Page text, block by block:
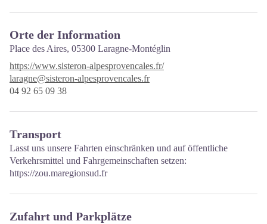
Orte der Information
Place des Aires, 05300 Laragne-Montéglin
https://www.sisteron-alpesprovencales.fr/
laragne@sisteron-alpesprovencales.fr
04 92 65 09 38
Transport
Lasst uns unsere Fahrten einschränken und auf öffentliche
Verkehrsmittel und Fahrgemeinschaften setzen:
https://zou.maregionsud.fr
Zufahrt und Parkplätze